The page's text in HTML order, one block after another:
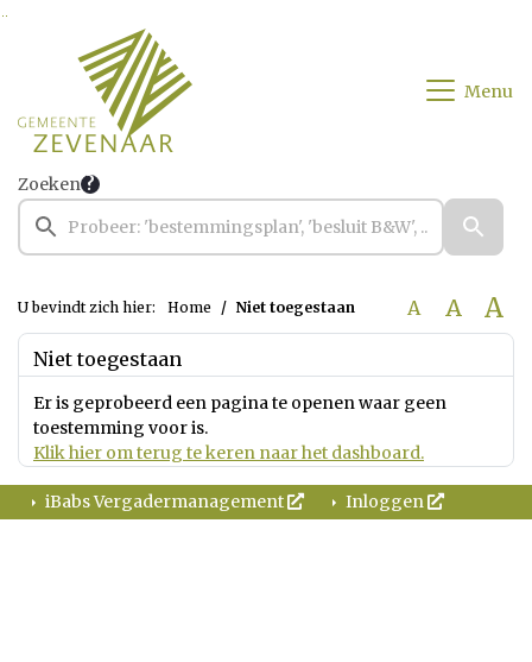
Ga naar de inhoud van deze pagina
Menu
Zoeken
U bevindt zich hier: Home Niet toegestaan A A A
Niet toegestaan
Er is geprobeerd een pagina te openen waar geen
toestemming voor is.
Klik hier om terug te keren naar het dashboard.
iBabs Vergadermanagement Inloggen